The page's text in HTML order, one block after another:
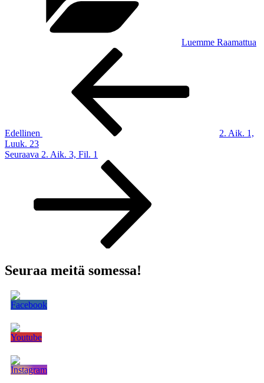
Luemme Raamattua
Edellinen
2. Aik. 1,
Luuk. 23
Seuraava
Seuraava 2. Aik. 3, Fil. 1
Seuraa meitä somessa!